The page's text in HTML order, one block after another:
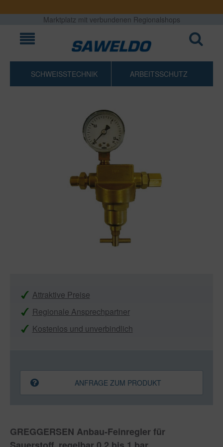
Marktplatz mit verbundenen Regionalshops
SCHWEISSTECHNIK ARBEITSSCHUTZ
GREGGERSEN Anbau-Feinregler für
Attraktive Preise
Regionale Ansprechpartner
Kostenlos und unverbindlich
ANFRAGE ZUM PRODUKT